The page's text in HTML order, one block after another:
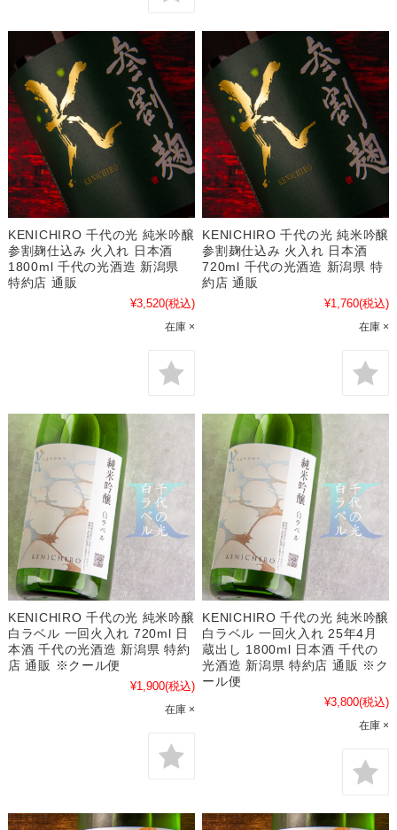
KENICHIRO 千代の光 純米吟醸
参割麹仕込み 火入れ 日本酒
1800ml 千代の光酒造 新潟県
特約店 通販
¥3,520(税込)
在庫 ×
KENICHIRO 千代の光 純米吟醸
参割麹仕込み 火入れ 日本酒
720ml 千代の光酒造 新潟県 特
約店 通販
¥1,760(税込)
在庫 ×
KENICHIRO 千代の光 純米吟醸
白ラベル 一回火入れ 720ml 日
本酒 千代の光酒造 新潟県 特約
店 通販 ※クール便
¥1,900(税込)
在庫 ×
KENICHIRO 千代の光 純米吟醸
白ラベル 一回火入れ 25年4月
蔵出し 1800ml 日本酒 千代の
光酒造 新潟県 特約店 通販 ※ク
ール便
¥3,800(税込)
在庫 ×